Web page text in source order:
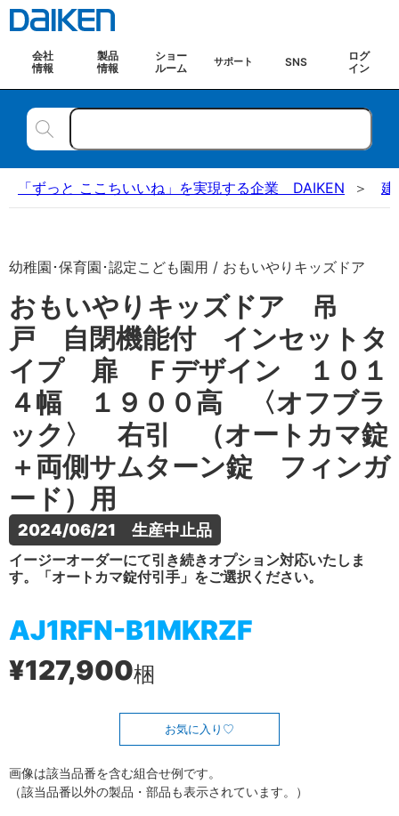
会社
情報
製品
情報
ショー
ルーム
サポート SNS
ログ
イン
「ずっと ここちいいね」を実現する企業 DAIKEN 建
幼稚園･保育園･認定こども園用 / おもいやりキッズドア
おもいやりキッズドア 吊
戸 自閉機能付 インセットタ
イプ 扉 Ｆデザイン １０１
４幅 １９００高 〈オフブラ
ック〉 右引 （オートカマ錠
＋両側サムターン錠 フィンガ
ード）用
2024/06/21　生産中止品
イージーオーダーにて引き続きオプション対応いたしま
す。「オートカマ錠付引手」をご選択ください。
AJ1RFN-B1MKRZF
¥127,900梱
お気に入り
画像は該当品番を含む組合せ例です。
（該当品番以外の製品・部品も表示されています。）